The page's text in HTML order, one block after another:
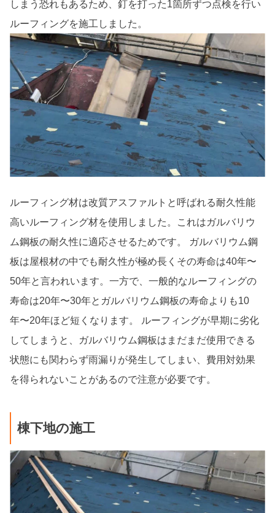
しまう恐れもあるため、釘を打った1箇所ずつ点検を行い
ルーフィングを施工しました。
ルーフィング材は改質アスファルトと呼ばれる耐久性能
高いルーフィング材を使用しました。これはガルバリウ
ム鋼板の耐久性に適応させるためです。 ガルバリウム鋼
板は屋根材の中でも耐久性が極め長くその寿命は40年〜
50年と言われいます。一方で、一般的なルーフィングの
寿命は20年〜30年とガルバリウム鋼板の寿命よりも10
年〜20年ほど短くなります。 ルーフィングが早期に劣化
してしまうと、ガルバリウム鋼板はまだまだ使用できる
状態にも関わらず雨漏りが発生してしまい、費用対効果
を得られないことがあるので注意が必要です。
棟下地の施工